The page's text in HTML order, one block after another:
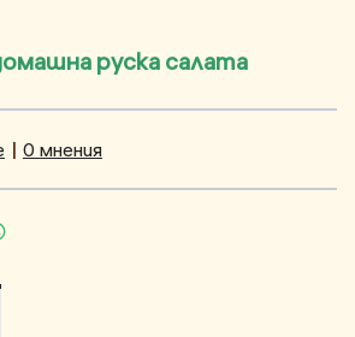
руска салата
| 0 мнения